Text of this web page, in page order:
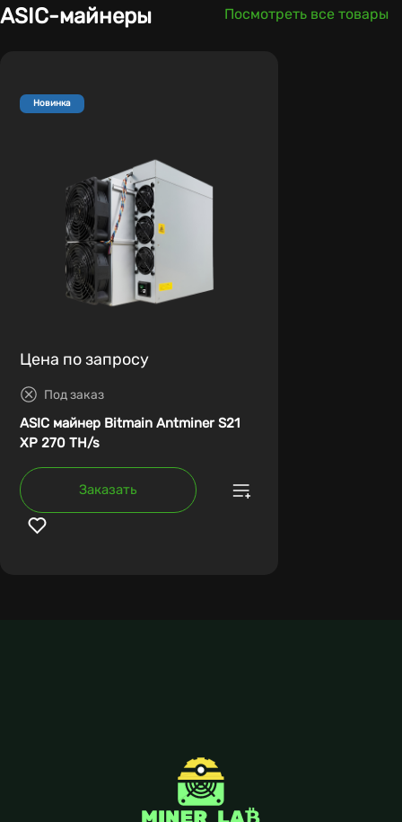
ASIC-майнеры Посмотреть все товары
Новинка
Цена по запросу
Под заказ
ASIC майнер Bitmain Antminer S21
XP 270 TH/s
Заказать